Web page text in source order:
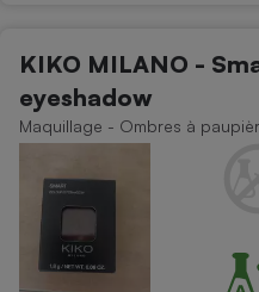
KIKO MILANO -
eyeshadow
Maquillage - Ombres à